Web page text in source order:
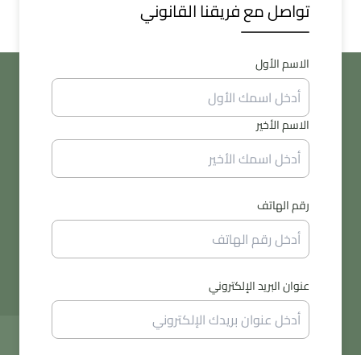
تواصل مع فريقنا القانوني
الاسم الأول
الاسم الأخير
رقم الهاتف
عنوان البريد الإلكتروني